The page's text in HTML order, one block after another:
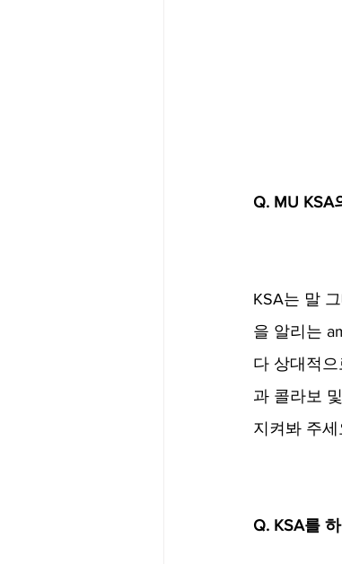
Q. MU KSA
​KSA는 말
을 알리는
다 상대적
과 콜라보
지켜봐 주세
Q. KSA를